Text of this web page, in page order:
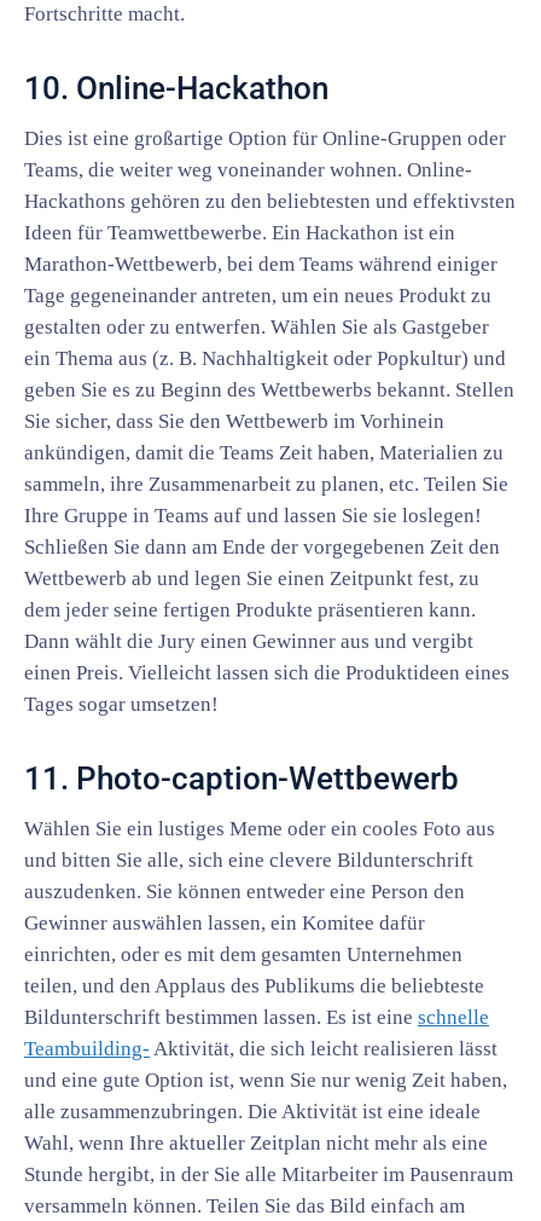
Fortschritte macht.
10. Online-Hackathon
Dies ist eine großartige Option für Online-Gruppen oder
Teams, die weiter weg voneinander wohnen. Online-
Hackathons gehören zu den beliebtesten und effektivsten
Ideen für Teamwettbewerbe. Ein Hackathon ist ein
Marathon-Wettbewerb, bei dem Teams während einiger
Tage gegeneinander antreten, um ein neues Produkt zu
gestalten oder zu entwerfen. Wählen Sie als Gastgeber
ein Thema aus (z. B. Nachhaltigkeit oder Popkultur) und
geben Sie es zu Beginn des Wettbewerbs bekannt. Stellen
Sie sicher, dass Sie den Wettbewerb im Vorhinein
ankündigen, damit die Teams Zeit haben, Materialien zu
sammeln, ihre Zusammenarbeit zu planen, etc. Teilen Sie
Ihre Gruppe in Teams auf und lassen Sie sie loslegen!
Schließen Sie dann am Ende der vorgegebenen Zeit den
Wettbewerb ab und legen Sie einen Zeitpunkt fest, zu
dem jeder seine fertigen Produkte präsentieren kann.
Dann wählt die Jury einen Gewinner aus und vergibt
einen Preis. Vielleicht lassen sich die Produktideen eines
Tages sogar umsetzen!
11. Photo-caption-Wettbewerb
Wählen Sie ein lustiges Meme oder ein cooles Foto aus
und bitten Sie alle, sich eine clevere Bildunterschrift
auszudenken. Sie können entweder eine Person den
Gewinner auswählen lassen, ein Komitee dafür
einrichten, oder es mit dem gesamten Unternehmen
teilen, und den Applaus des Publikums die beliebteste
Bildunterschrift bestimmen lassen. Es ist eine schnelle
Teambuilding- Aktivität, die sich leicht realisieren lässt
und eine gute Option ist, wenn Sie nur wenig Zeit haben,
alle zusammenzubringen. Die Aktivität ist eine ideale
Wahl, wenn Ihre aktueller Zeitplan nicht mehr als eine
Stunde hergibt, in der Sie alle Mitarbeiter im Pausenraum
versammeln können. Teilen Sie das Bild einfach am